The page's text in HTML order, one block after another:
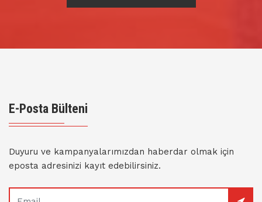
E-Posta Bülteni
Duyuru ve kampanyalarımızdan haberdar olmak için
eposta adresinizi kayıt edebilirsiniz.